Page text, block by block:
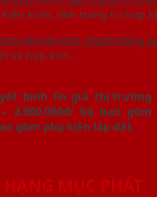
kiện kính, tấm trang trí hợp
và hợp kim…
bình ổn giá thị trường
2.800.000đ/ bộ bao gồm
gồm phụ kiện lắp đặt.
MỤC PHÁT